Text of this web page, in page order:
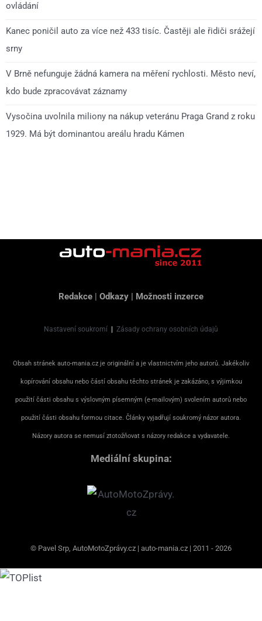
ovládání
Kanec poničil auto za více než 433 tisíc. Častěji ale řidiči srážejí
srny
V Brně nefunguje žádná kamera na měření rychlosti. Město neví,
kdo bude zpracovávat záznamy
Vysočina uvolnila miliony na nákup veteránu Praga Grand z roku
1929. Má být dominantou areálu hradu Kámen
Redakce | Odkazy | Možnosti inzerce
Nastavení soukromí | Zásady ochrany osobních údajů
Obsah stránek auto-mania.cz je originální a je vlastnictvím jeho autorů. Jakékoliv
kopírování obsahu nebo částí obsahu těchto stránek je zakázáno, s výjimkou
použití části obsahu s výslovným písemným (e-mailovým) svolením autorů nebo
použití části obsahu formou citace. Články vyjadřují soukromý názor autora.
Názory autora se nemusí ztotožňovat s názory redakce a vydavatele.
Mediální skupina:
© Pavel Srp, AutoMotoZprávy.cz | auto-mania.cz | 2011 - 2026